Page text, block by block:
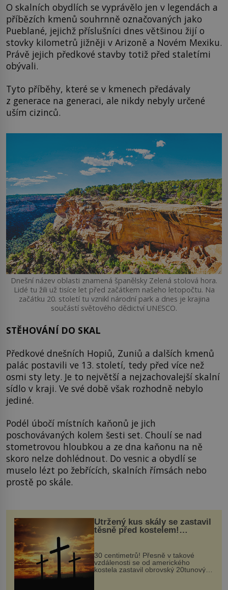
O skalních obydlích se vyprávělo jen v legendách a
příbězích kmenů souhrnně označovaných jako
Pueblané, jejichž příslušníci dnes většinou žijí o
stovky kilometrů jižněji v Arizoně a Novém Mexiku.
Právě jejich předkové stavby totiž před staletími
obývali.
Tyto příběhy, které se v kmenech předávaly
z generace na generaci, ale nikdy nebyly určené
uším cizinců.
Dnešní název oblasti znamená španělsky Zelená stolová hora.
Lidé tu žili už tisíce let před začátkem našeho letopočtu. Na
začátku 20. století tu vznikl národní park a dnes je krajina
součástí světového dědictví UNESCO.
STĚHOVÁNÍ DO SKAL
Předkové dnešních Hopiů, Zuniů a dalších kmenů
palác postavili ve 13. století, tedy před více než
osmi sty lety. Je to největší a nejzachovalejší skalní
sídlo v kraji. Ve své době však rozhodně nebylo
jediné.
Podél úbočí místních kaňonů je jich
poschovávaných kolem šesti set. Choulí se nad
stometrovou hloubkou a ze dna kaňonu na ně
skoro nelze dohlédnout. Do vesnic a obydlí se
muselo lézt po žebřících, skalních římsách nebo
prostě po skále.
Utržený kus skály se zastavil
těsně před kostelem!
Ochránila ho boží síla?
30 centimetrů! Přesně v takové
vzdálenosti se od amerického
kostela zastavil obrovský 20tunový